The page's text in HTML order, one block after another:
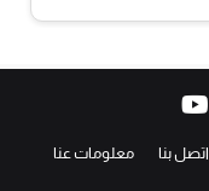
اتصل بنا معلومات عنا